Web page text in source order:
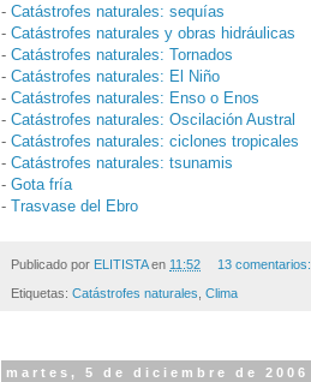
- Catástrofes naturales: sequías
- Catástrofes naturales y obras hidráulicas
- Catástrofes naturales: Tornados
- Catástrofes naturales: El Niño
- Catástrofes naturales: Enso o Enos
- Catástrofes naturales: Oscilación Austral
- Catástrofes naturales: ciclones tropicales
- Catástrofes naturales: tsunamis
- Gota fría
- Trasvase del Ebro
Publicado por ELITISTA en 11:52 13 comentarios:
Etiquetas: Catástrofes naturales Clima
martes, 5 de diciembre de 2006